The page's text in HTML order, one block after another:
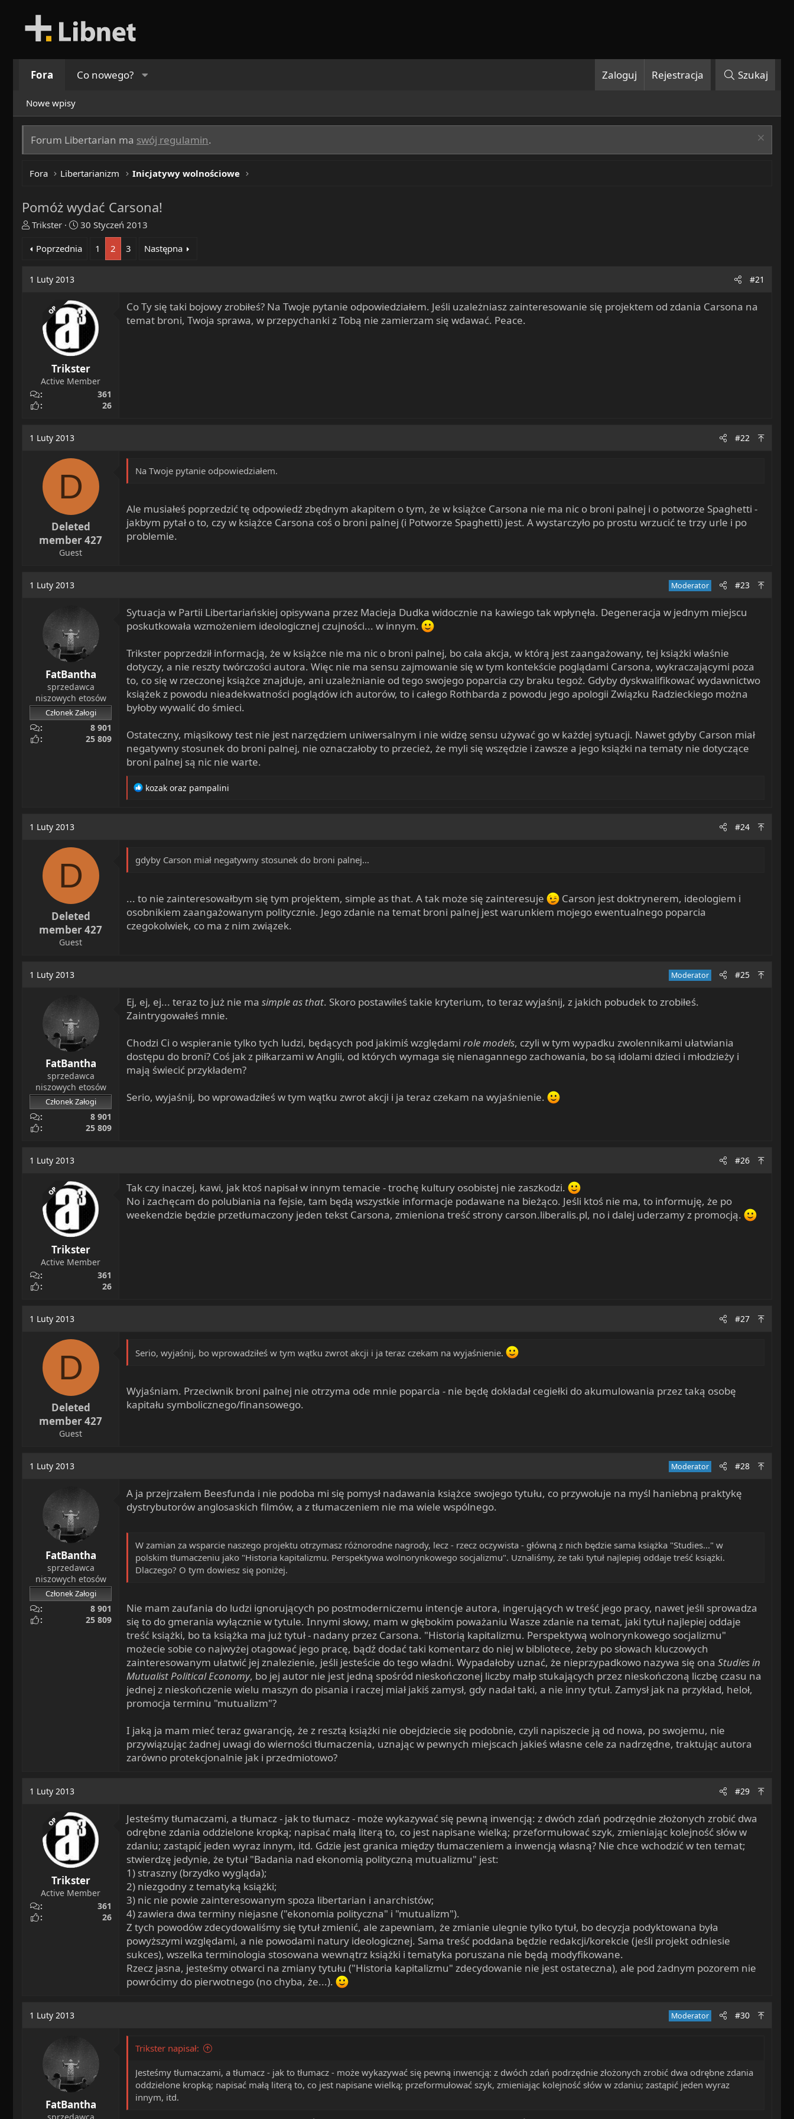
Fora Co nowego? Zaloguj Rejestracja Szukaj
Nowe wpisy
Forum Libertarian ma swój regulamin.
Fora Libertarianizm Inicjatywy wolnościowe
Pomóż wydać Carsona!
T
r
a
d
Trikster
R
z
z
ę
t
30 Styczeń 2013
Poprzednia
1 2 3 Następna
1 Luty 2013 #21
OP
Trikster
Active Member
361
26
Co Ty się taki bojowy zrobiłeś? Na Twoje pytanie odpowiedziałem. Jeśli uzależniasz zainteresowanie się projektem od zdania Carsona na
temat broni, Twoja sprawa, w przepychanki z Tobą nie zamierzam się wdawać. Peace.
1 Luty 2013 #22
D
Deleted
member 427
Guest
Na Twoje pytanie odpowiedziałem.
Ale musiałeś poprzedzić tę odpowiedź zbędnym akapitem o tym, że w książce Carsona nie ma nic o broni palnej i o potworze Spaghetti -
jakbym pytał o to, czy w książce Carsona coś o broni palnej (i Potworze Spaghetti) jest. A wystarczyło po prostu wrzucić te trzy urle i po
problemie.
1 Luty 2013 Moderator #23
FatBantha
sprzedawca
niszowych etosów
Członek Załogi
8 901
25 809
Sytuacja w Partii Libertariańskiej opisywana przez Macieja Dudka widocznie na kawiego tak wpłynęła. Degeneracja w jednym miejscu
poskutkowała wzmożeniem ideologicznej czujności... w innym.
Trikster poprzedził informacją, że w książce nie ma nic o broni palnej, bo cała akcja, w którą jest zaangażowany, tej książki właśnie
dotyczy, a nie reszty twórczości autora. Więc nie ma sensu zajmowanie się w tym kontekście poglądami Carsona, wykraczającymi poza
to, co się w rzeczonej książce znajduje, ani uzależnianie od tego swojego poparcia czy braku tegoż. Gdyby dyskwalifikować wydawnictwo
książek z powodu nieadekwatności poglądów ich autorów, to i całego Rothbarda z powodu jego apologii Związku Radzieckiego można
byłoby wywalić do śmieci.
Ostateczny, miąsikowy test nie jest narzędziem uniwersalnym i nie widzę sensu używać go w każdej sytuacji. Nawet gdyby Carson miał
negatywny stosunek do broni palnej, nie oznaczałoby to przecież, że myli się wszędzie i zawsze a jego książki na tematy nie dotyczące
broni palnej są nic nie warte.
R
o
n
kozak oraz pampalini
1 Luty 2013 #24
D
Deleted
member 427
Guest
gdyby Carson miał negatywny stosunek do broni palnej...
... to nie zainteresowałbym się tym projektem, simple as that. A tak może się zainteresuje
Carson jest doktrynerem, ideologiem i
osobnikiem zaangażowanym politycznie. Jego zdanie na temat broni palnej jest warunkiem mojego ewentualnego poparcia
czegokolwiek, co ma z nim związek.
1 Luty 2013 Moderator #25
FatBantha
sprzedawca
niszowych etosów
Członek Załogi
8 901
25 809
Ej, ej, ej... teraz to już nie ma simple as that. Skoro postawiłeś takie kryterium, to teraz wyjaśnij, z jakich pobudek to zrobiłeś.
Zaintrygowałeś mnie.
Chodzi Ci o wspieranie tylko tych ludzi, będących pod jakimiś względami role models, czyli w tym wypadku zwolennikami ułatwiania
dostępu do broni? Coś jak z piłkarzami w Anglii, od których wymaga się nienagannego zachowania, bo są idolami dzieci i młodzieży i
mają świecić przykładem?
Serio, wyjaśnij, bo wprowadziłeś w tym wątku zwrot akcji i ja teraz czekam na wyjaśnienie.
1 Luty 2013 #26
OP
Trikster
Active Member
361
26
Tak czy inaczej, kawi, jak ktoś napisał w innym temacie - trochę kultury osobistej nie zaszkodzi.
No i zachęcam do polubiania na fejsie, tam będą wszystkie informacje podawane na bieżąco. Jeśli ktoś nie ma, to informuję, że po
weekendzie będzie przetłumaczony jeden tekst Carsona, zmieniona treść strony carson.liberalis.pl, no i dalej uderzamy z promocją.
1 Luty 2013 #27
D
Deleted
member 427
Guest
Serio, wyjaśnij, bo wprowadziłeś w tym wątku zwrot akcji i ja teraz czekam na wyjaśnienie.
Wyjaśniam. Przeciwnik broni palnej nie otrzyma ode mnie poparcia - nie będę dokładał cegiełki do akumulowania przez taką osobę
kapitału symbolicznego/finansowego.
1 Luty 2013 Moderator #28
FatBantha
sprzedawca
niszowych etosów
Członek Załogi
8 901
25 809
A ja przejrzałem Beesfunda i nie podoba mi się pomysł nadawania książce swojego tytułu, co przywołuje na myśl haniebną praktykę
dystrybutorów anglosaskich filmów, a z tłumaczeniem nie ma wiele wspólnego.
W zamian za wsparcie naszego projektu otrzymasz różnorodne nagrody, lecz - rzecz oczywista - główną z nich będzie sama książka "Studies..." w
polskim tłumaczeniu jako "Historia kapitalizmu. Perspektywa wolnorynkowego socjalizmu". Uznaliśmy, że taki tytuł najlepiej oddaje treść książki.
Dlaczego? O tym dowiesz się poniżej.
Nie mam zaufania do ludzi ignorujących po postmoderniczemu intencje autora, ingerujących w treść jego pracy, nawet jeśli sprowadza
się to do gmerania wyłącznie w tytule. Innymi słowy, mam w głębokim poważaniu Wasze zdanie na temat, jaki tytuł najlepiej oddaje
treść książki, bo ta książka ma już tytuł - nadany przez Carsona. "Historią kapitalizmu. Perspektywą wolnorynkowego socjalizmu"
możecie sobie co najwyżej otagować jego pracę, bądź dodać taki komentarz do niej w bibliotece, żeby po słowach kluczowych
zainteresowanym ułatwić jej znalezienie, jeśli jesteście do tego władni. Wypadałoby uznać, że nieprzypadkowo nazywa się ona Studies in
Mutualist Political Economy, bo jej autor nie jest jedną spośród nieskończonej liczby małp stukających przez nieskończoną liczbę czasu na
jednej z nieskończenie wielu maszyn do pisania i raczej miał jakiś zamysł, gdy nadał taki, a nie inny tytuł. Zamysł jak na przykład, heloł,
promocja terminu "mutualizm"?
I jaką ja mam mieć teraz gwarancję, że z resztą książki nie obejdziecie się podobnie, czyli napiszecie ją od nowa, po swojemu, nie
przywiązując żadnej uwagi do wierności tłumaczenia, uznając w pewnych miejscach jakieś własne cele za nadrzędne, traktując autora
zarówno protekcjonalnie jak i przedmiotowo?
1 Luty 2013 #29
OP
Trikster
Active Member
361
26
Jesteśmy tłumaczami, a tłumacz - jak to tłumacz - może wykazywać się pewną inwencją: z dwóch zdań podrzędnie złożonych zrobić dwa
odrębne zdania oddzielone kropką; napisać małą literą to, co jest napisane wielką; przeformułować szyk, zmieniając kolejność słów w
zdaniu; zastąpić jeden wyraz innym, itd. Gdzie jest granica między tłumaczeniem a inwencją własną? Nie chce wchodzić w ten temat;
stwierdzę jedynie, że tytuł "Badania nad ekonomią polityczną mutualizmu" jest:
1) straszny (brzydko wygląda);
2) niezgodny z tematyką książki;
3) nic nie powie zainteresowanym spoza libertarian i anarchistów;
4) zawiera dwa terminy niejasne ("ekonomia polityczna" i "mutualizm").
Z tych powodów zdecydowaliśmy się tytuł zmienić, ale zapewniam, że zmianie ulegnie tylko tytuł, bo decyzja podyktowana była
powyższymi względami, a nie powodami natury ideologicznej. Sama treść poddana będzie redakcji/korekcie (jeśli projekt odniesie
sukces), wszelka terminologia stosowana wewnątrz książki i tematyka poruszana nie będą modyfikowane.
Rzecz jasna, jesteśmy otwarci na zmiany tytułu ("Historia kapitalizmu" zdecydowanie nie jest ostateczna), ale pod żadnym pozorem nie
powrócimy do pierwotnego (no chyba, że...).
1 Luty 2013 Moderator #30
FatBantha
sprzedawca
Trikster napisał:
Jesteśmy tłumaczami, a tłumacz - jak to tłumacz - może wykazywać się pewną inwencją: z dwóch zdań podrzędnie złożonych zrobić dwa odrębne zdania
oddzielone kropką; napisać małą literą to, co jest napisane wielką; przeformułować szyk, zmieniając kolejność słów w zdaniu; zastąpić jeden wyraz
innym, itd.